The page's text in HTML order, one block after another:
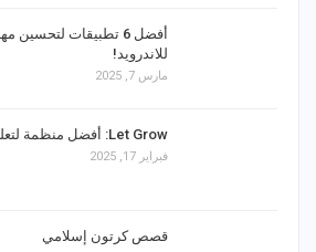
أفضل 6 تطبيقات لتحسين
للاندرويد!
مارس 7, 2025
Let Grow: أفضل منظمة لتعليم الاستقلالية للأطفال!
فبراير 17, 2025
قصص كرتون إسلامي